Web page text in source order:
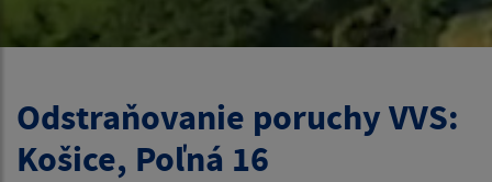
Odstraňovanie poruchy VVS:
Košice, Poľná 16